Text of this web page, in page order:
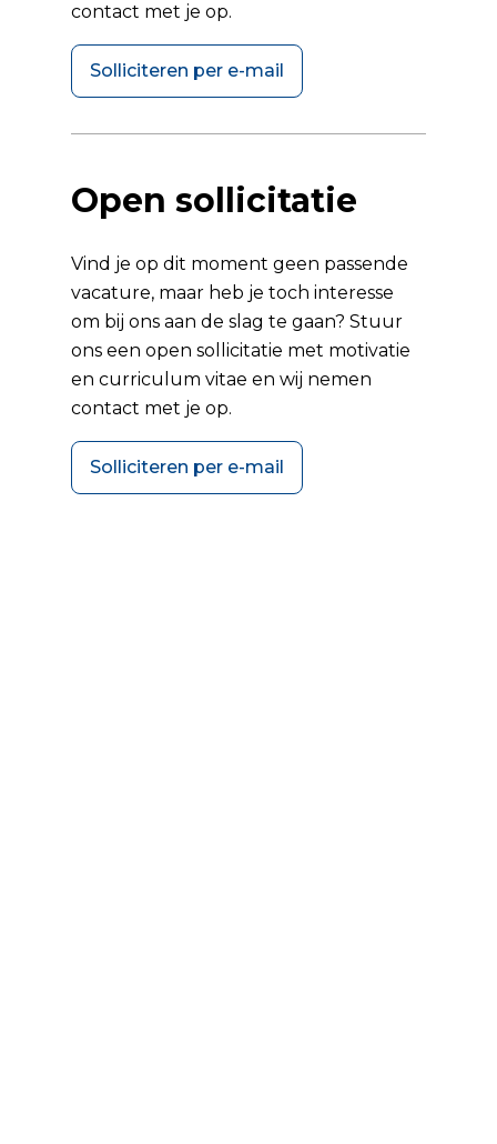
contact met je op.
Solliciteren per e-mail
Open sollicitatie
Vind je op dit moment geen passende
vacature, maar heb je toch interesse
om bij ons aan de slag te gaan? Stuur
ons een open sollicitatie met motivatie
en curriculum vitae en wij nemen
contact met je op.
Solliciteren per e-mail